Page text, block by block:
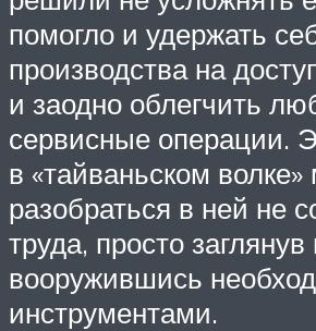
помогло и удержать
производства на
и заодно облегчить
сервисные операции.
в «тайваньском
разобраться в ней не
труда, просто
вооружившись
инструментами.